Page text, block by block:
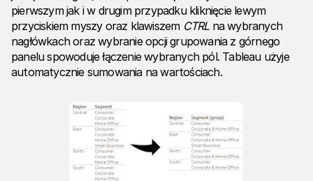
pierwszym jak i w drugim przypadku kliknięcie lewym
przyciskiem myszy oraz klawiszem CTRLna wybranych
nagłówkach oraz wybranie opcji grupowania z górnego
panelu spowoduje łączenie wybranych pól. Tableau użyje
automatycznie sumowania na wartościach.